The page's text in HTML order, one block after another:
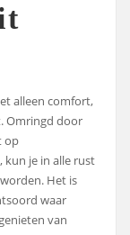
alleen comfort,
Omringd door
op
kun je in alle rust
Het is
waar
van